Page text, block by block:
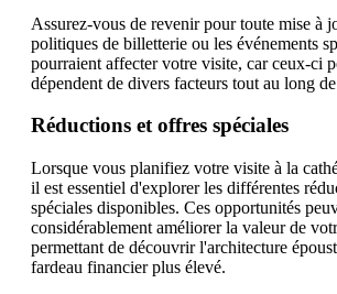
Assurez-vous de revenir pour toute mise à
politiques de billetterie ou les événements
pourraient affecter votre visite, car ceux-ci
dépendent de divers facteurs tout au long
Réductions et offres spéciales
Lorsque vous planifiez votre visite à la
il est essentiel d'explorer les différentes
spéciales disponibles. Ces opportunités
considérablement améliorer la valeur de
permettant de découvrir l'architecture
fardeau financier plus élevé.